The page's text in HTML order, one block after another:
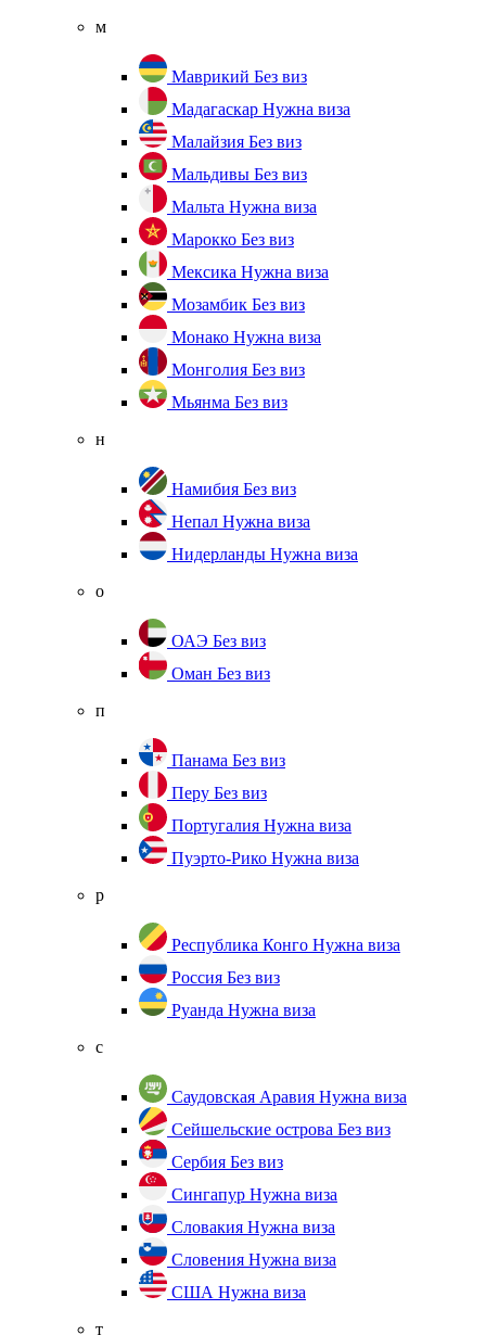
м
Маврикий Без виз
Мадагаскар Нужна виза
Малайзия Без виз
Мальдивы Без виз
Мальта Нужна виза
Марокко Без виз
Мексика Нужна виза
Мозамбик Без виз
Монако Нужна виза
Монголия Без виз
Мьянма Без виз
н
Намибия Без виз
Непал Нужна виза
Нидерланды Нужна виза
о
ОАЭ Без виз
Оман Без виз
п
Панама Без виз
Перу Без виз
Португалия Нужна виза
Пуэрто-Рико Нужна виза
р
Республика Конго Нужна виза
Россия Без виз
Руанда Нужна виза
с
Саудовская Аравия Нужна виза
Сейшельские острова Без виз
Сербия Без виз
Сингапур Нужна виза
Словакия Нужна виза
Словения Нужна виза
США Нужна виза
т